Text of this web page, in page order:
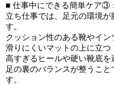
■ 仕事中にできる簡単ケア③
立ち仕事では、足元の環境
す。
クッション性のある靴やイン
滑りにくいマットの上に立つ
高すぎるヒールや硬い靴底を
足の裏のバランスが整うこ
す。